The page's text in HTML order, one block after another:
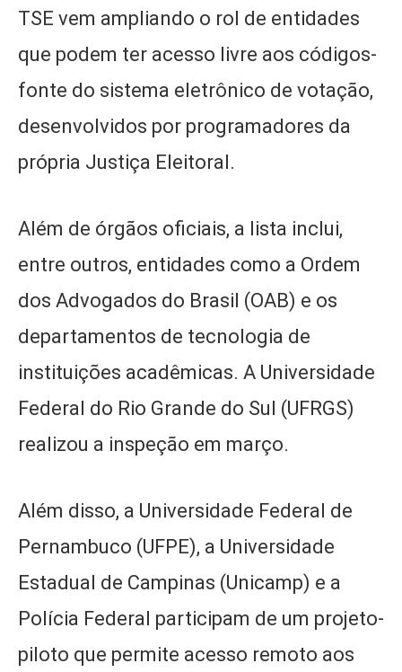
TSE vem ampliando o rol de entidades
que podem ter acesso livre aos códigos-
fonte do sistema eletrônico de votação,
desenvolvidos por programadores da
própria Justiça Eleitoral.
Além de órgãos oficiais, a lista inclui,
entre outros, entidades como a Ordem
dos Advogados do Brasil (OAB) e os
departamentos de tecnologia de
instituições acadêmicas. A Universidade
Federal do Rio Grande do Sul (UFRGS)
realizou a inspeção em março.
Além disso, a Universidade Federal de
Pernambuco (UFPE), a Universidade
Estadual de Campinas (Unicamp) e a
Polícia Federal participam de um projeto-
piloto que permite acesso remoto aos